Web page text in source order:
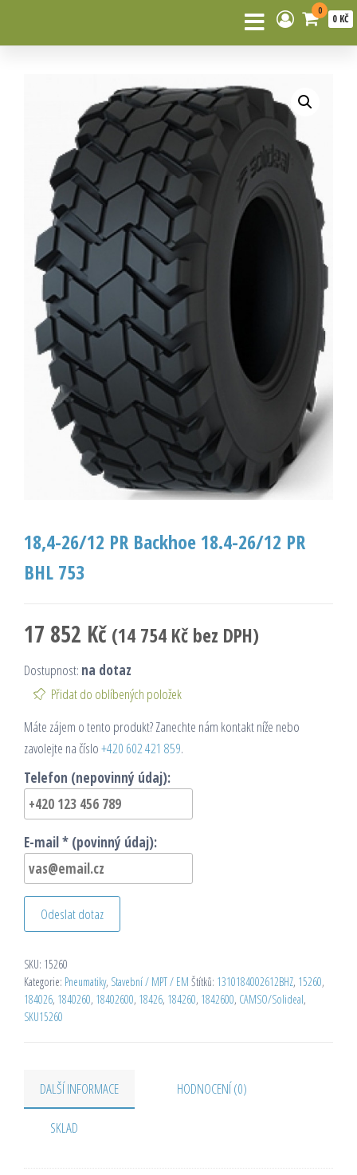
0
0 KČ
18,4-26/12 PR Backhoe 18.4-26/12 PR
BHL 753
17 852 Kč (14 754 Kč bez DPH)
Dostupnost: na dotaz
Přidat do oblíbených položek
Máte zájem o tento produkt? Zanechte nám kontakt níže nebo
zavolejte na číslo+420 602 421 859.
Telefon (nepovinný údaj):
E-mail * (povinný údaj):
Odeslat dotaz
SKU: 15260
Kategorie: Pneumatiky, Stavební / MPT / EM Štítků: 1310184002612BHZ, 15260,
184026, 1840260, 18402600, 18426, 184260, 1842600, CAMSO/Solideal,
SKU15260
DALŠÍ INFORMACE HODNOCENÍ (0)
SKLAD